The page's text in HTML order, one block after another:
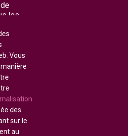
les
la
la
de
pour
Vous
des
sur le
au